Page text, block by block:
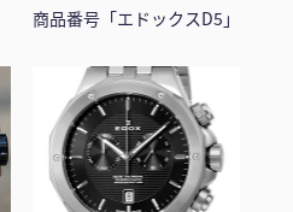
商品番号「エドックスD5」